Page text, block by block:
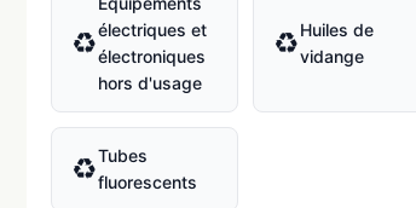
♻électriques et
électroniques
hors d'usage
♻Huiles de
vidange
♻Tubes
fluorescents